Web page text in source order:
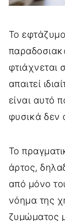
Το
φτιάχνεται
απαιτεί
είναι αυτό
φυσικά δεν
Το
άρτος,
από μόνο
νόημα της
ζυμώματος